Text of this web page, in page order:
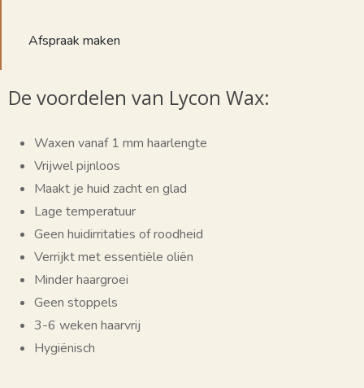
Afspraak maken
De voordelen van Lycon Wax:
Waxen vanaf 1 mm haarlengte
Vrijwel pijnloos
Maakt je huid zacht en glad
Lage temperatuur
Geen huidirritaties of roodheid
Verrijkt met essentiële oliën
Minder haargroei
Geen stoppels
3-6 weken haarvrij
Hygiënisch